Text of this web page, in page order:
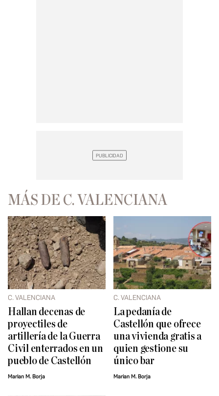
MÁS DE C. VALENCIANA
C. VALENCIANA
Hallan decenas de
proyectiles de
artillería de la Guerra
Civil enterrados en un
pueblo de Castellón
Marian M. Borja
C. VALENCIANA
La pedanía de
Castellón que ofrece
una vivienda gratis a
quien gestione su
único bar
Marian M. Borja